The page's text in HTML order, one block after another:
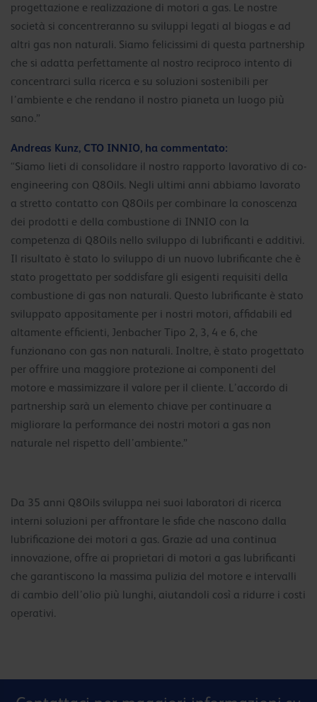
progettazione e realizzazione di motori a gas. Le nostre
società si concentreranno su sviluppi legati al biogas e ad
altri gas non naturali. Siamo felicissimi di questa partnership
che si adatta perfettamente al nostro reciproco intento di
concentrarci sulla ricerca e su soluzioni sostenibili per
l’ambiente e che rendano il nostro pianeta un luogo più
sano.”
Andreas Kunz, CTO INNIO, ha commentato:
“Siamo lieti di consolidare il nostro rapporto lavorativo di co-
engineering con Q8Oils. Negli ultimi anni abbiamo lavorato
a stretto contatto con Q8Oils per combinare la conoscenza
dei prodotti e della combustione di INNIO con la
competenza di Q8Oils nello sviluppo di lubrificanti e additivi.
Il risultato è stato lo sviluppo di un nuovo lubrificante che è
stato progettato per soddisfare gli esigenti requisiti della
combustione di gas non naturali. Questo lubrificante è stato
sviluppato appositamente per i nostri motori, affidabili ed
altamente efficienti, Jenbacher Tipo 2, 3, 4 e 6, che
funzionano con gas non naturali. Inoltre, è stato progettato
per offrire una maggiore protezione ai componenti del
motore e massimizzare il valore per il cliente. L’accordo di
partnership sarà un elemento chiave per continuare a
migliorare la performance dei nostri motori a gas non
naturale nel rispetto dell’ambiente.”
Da 35 anni Q8Oils sviluppa nei suoi laboratori di ricerca
interni soluzioni per affrontare le sfide che nascono dalla
lubrificazione dei motori a gas. Grazie ad una continua
innovazione, offre ai proprietari di motori a gas lubrificanti
che garantiscono la massima pulizia del motore e intervalli
di cambio dell’olio più lunghi, aiutandoli così a ridurre i costi
operativi.